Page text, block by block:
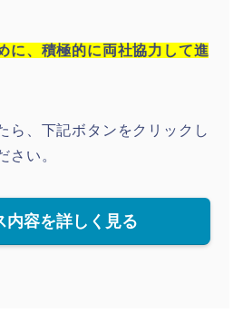
に、積極的に両社協力して進
ら、下記ボタンをクリックし
さい。
内容を詳しく見る